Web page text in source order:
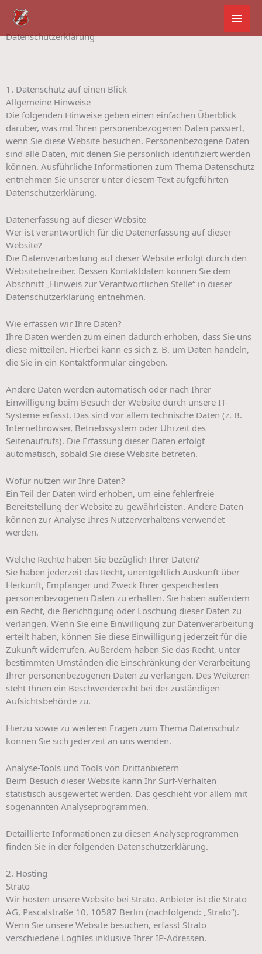
Zum
Inhalt
springen
Datenschutzerklärung
1. Datenschutz auf einen Blick
Allgemeine Hinweise
Die folgenden Hinweise geben einen einfachen Überblick
darüber, was mit Ihren personenbezogenen Daten passiert,
wenn Sie diese Website besuchen. Personenbezogene Daten
sind alle Daten, mit denen Sie persönlich identifiziert werden
können. Ausführliche Informationen zum Thema Datenschutz
entnehmen Sie unserer unter diesem Text aufgeführten
Datenschutzerklärung.
Datenerfassung auf dieser Website
Wer ist verantwortlich für die Datenerfassung auf dieser
Website?
Die Datenverarbeitung auf dieser Website erfolgt durch den
Websitebetreiber. Dessen Kontaktdaten können Sie dem
Abschnitt „Hinweis zur Verantwortlichen Stelle“ in dieser
Datenschutzerklärung entnehmen.
Wie erfassen wir Ihre Daten?
Ihre Daten werden zum einen dadurch erhoben, dass Sie uns
diese mitteilen. Hierbei kann es sich z. B. um Daten handeln,
die Sie in ein Kontaktformular eingeben.
Andere Daten werden automatisch oder nach Ihrer
Einwilligung beim Besuch der Website durch unsere IT-
Systeme erfasst. Das sind vor allem technische Daten (z. B.
Internetbrowser, Betriebssystem oder Uhrzeit des
Seitenaufrufs). Die Erfassung dieser Daten erfolgt
automatisch, sobald Sie diese Website betreten.
Wofür nutzen wir Ihre Daten?
Ein Teil der Daten wird erhoben, um eine fehlerfreie
Bereitstellung der Website zu gewährleisten. Andere Daten
können zur Analyse Ihres Nutzerverhaltens verwendet
werden.
Welche Rechte haben Sie bezüglich Ihrer Daten?
Sie haben jederzeit das Recht, unentgeltlich Auskunft über
Herkunft, Empfänger und Zweck Ihrer gespeicherten
personenbezogenen Daten zu erhalten. Sie haben außerdem
ein Recht, die Berichtigung oder Löschung dieser Daten zu
verlangen. Wenn Sie eine Einwilligung zur Datenverarbeitung
erteilt haben, können Sie diese Einwilligung jederzeit für die
Zukunft widerrufen. Außerdem haben Sie das Recht, unter
bestimmten Umständen die Einschränkung der Verarbeitung
Ihrer personenbezogenen Daten zu verlangen. Des Weiteren
steht Ihnen ein Beschwerderecht bei der zuständigen
Aufsichtsbehörde zu.
Hierzu sowie zu weiteren Fragen zum Thema Datenschutz
können Sie sich jederzeit an uns wenden.
Analyse-Tools und Tools von Dritt­anbietern
Beim Besuch dieser Website kann Ihr Surf-Verhalten
statistisch ausgewertet werden. Das geschieht vor allem mit
sogenannten Analyseprogrammen.
Detaillierte Informationen zu diesen Analyseprogrammen
finden Sie in der folgenden Datenschutzerklärung.
2. Hosting
Strato
Wir hosten unsere Website bei Strato. Anbieter ist die Strato
AG, Pascalstraße 10, 10587 Berlin (nachfolgend: „Strato“).
Wenn Sie unsere Website besuchen, erfasst Strato
verschiedene Logfiles inklusive Ihrer IP-Adressen.